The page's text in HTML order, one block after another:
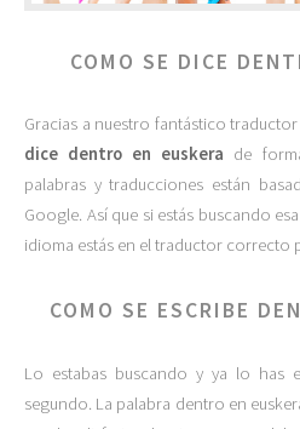
COMO SE DICE
Gracias a nuestro fantástico
dice dentro en euskera de
palabras y traducciones están
Google. Así que si estás buscando
idioma estás en el traductor correcto
COMO SE ESCRIBE
Lo estabas buscando y ya lo has
segundo. La palabra dentro en